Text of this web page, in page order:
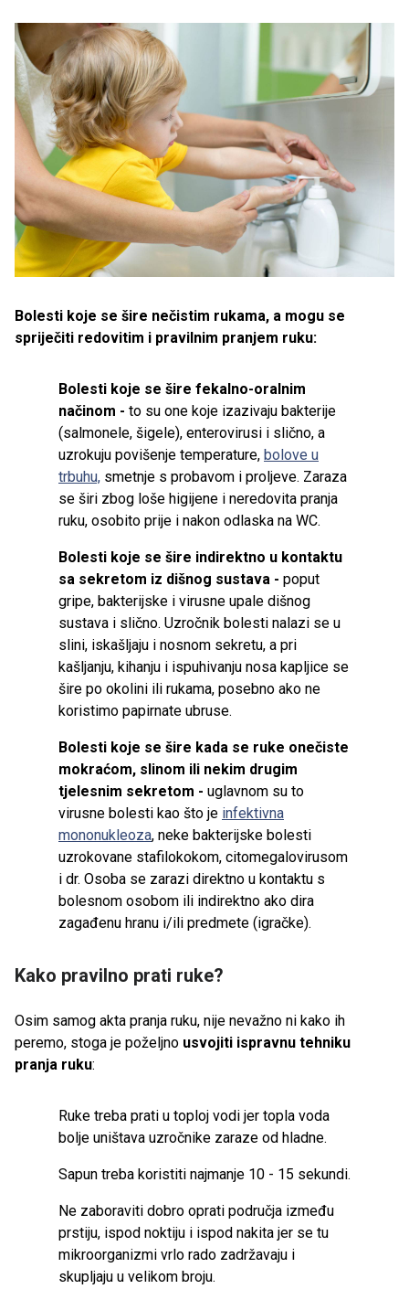
Bolesti koje se šire nečistim rukama, a mogu se
spriječiti redovitim i pravilnim pranjem ruku:
Bolesti koje se šire fekalno-oralnim
načinom - to su one koje izazivaju bakterije
(salmonele, šigele), enterovirusi i slično, a
uzrokuju povišenje temperature, bolove u
trbuhu, smetnje s probavom i proljeve. Zaraza
se širi zbog loše higijene i neredovita pranja
ruku, osobito prije i nakon odlaska na WC.
Bolesti koje se šire indirektno u kontaktu
sa sekretom iz dišnog sustava - poput
gripe, bakterijske i virusne upale dišnog
sustava i slično. Uzročnik bolesti nalazi se u
slini, iskašljaju i nosnom sekretu, a pri
kašljanju, kihanju i ispuhivanju nosa kapljice se
šire po okolini ili rukama, posebno ako ne
koristimo papirnate ubruse.
Bolesti koje se šire kada se ruke onečiste
mokraćom, slinom ili nekim drugim
tjelesnim sekretom - uglavnom su to
virusne bolesti kao što je infektivna
mononukleoza, neke bakterijske bolesti
uzrokovane stafilokokom, citomegalovirusom
i dr. Osoba se zarazi direktno u kontaktu s
bolesnom osobom ili indirektno ako dira
zagađenu hranu i/ili predmete (igračke).
Kako pravilno prati ruke?
Osim samog akta pranja ruku, nije nevažno ni kako ih
peremo, stoga je poželjno usvojiti ispravnu tehniku
pranja ruku:
Ruke treba prati u toploj vodi jer topla voda
bolje uništava uzročnike zaraze od hladne.
Sapun treba koristiti najmanje 10 - 15 sekundi.
Ne zaboraviti dobro oprati područja između
prstiju, ispod noktiju i ispod nakita jer se tu
mikroorganizmi vrlo rado zadržavaju i
skupljaju u velikom broju.